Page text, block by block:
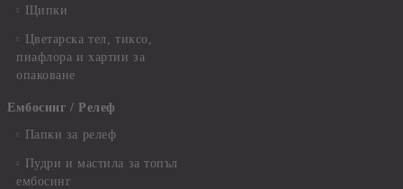
Щипки
Цветарска тел, тиксо,
пиафлора и хартии за
опаковане
Ембосинг / Релеф
Папки за релеф
Пудри и мастила за топъл
ембосинг